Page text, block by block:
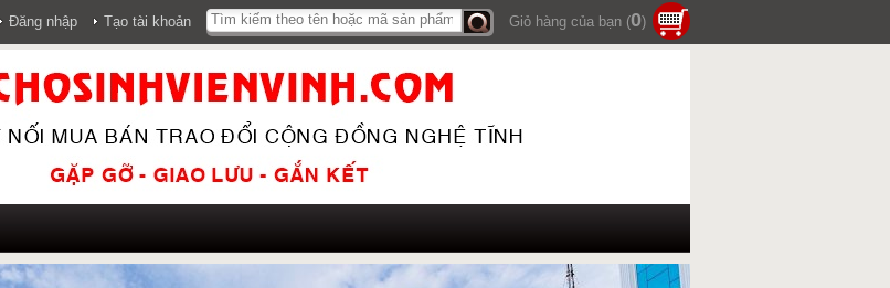
Đăng nhập
Tạo tài khoản
Tìm
Giỏ hàng của bạn (0)